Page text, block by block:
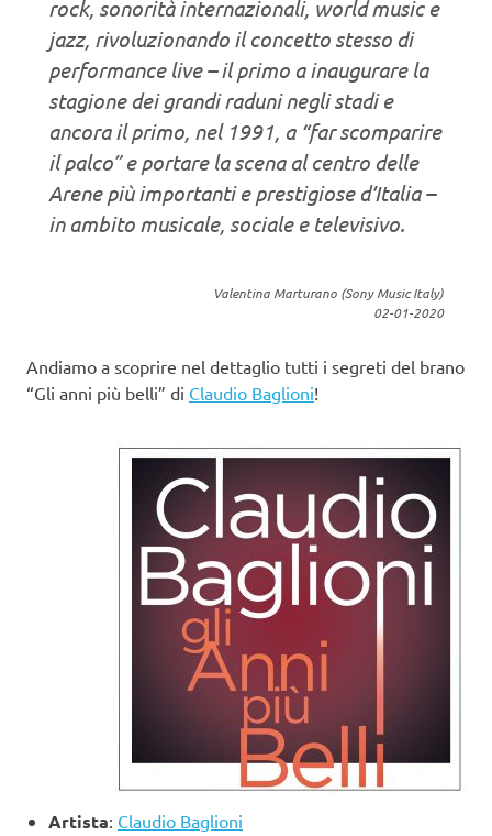
rock, sonorità internazionali, world music e
jazz, rivoluzionando il concetto stesso di
performance live – il primo a inaugurare la
stagione dei grandi raduni negli stadi e
ancora il primo, nel 1991, a “far scomparire
il palco” e portare la scena al centro delle
Arene più importanti e prestigiose d’Italia –
in ambito musicale, sociale e televisivo.
Valentina Marturano (Sony Music Italy)
02-01-2020
Andiamo a scoprire nel dettaglio tutti i segreti del brano
“Gli anni più belli” di Claudio Baglioni!
Artista: Claudio Baglioni